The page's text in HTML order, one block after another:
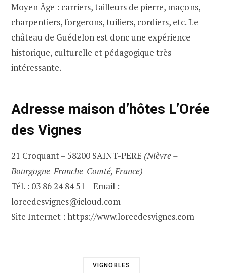
Moyen Âge : carriers, tailleurs de pierre, maçons,
charpentiers, forgerons, tuiliers, cordiers, etc. Le
château de Guédelon est donc une expérience
historique, culturelle et pédagogique très
intéressante.
Adresse maison d’hôtes L’Orée
des Vignes
21 Croquant – 58200 SAINT-PERE (Nièvre –
Bourgogne-Franche-Comté, France)
Tél. : 03 86 24 84 51 – Email :
loreedesvignes@icloud.com
Site Internet : https://www.loreedesvignes.com
VIGNOBLES